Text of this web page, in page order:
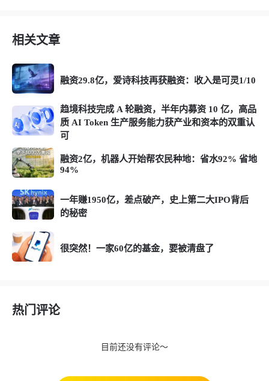
相关文章
融资29.8亿，爱诗科技再获融资：收入是可灵1/10
趋境科技完成 A 轮融资，半年内募资 10 亿，高品
质 AI Token 生产服务能力获产业和资本的双重认
可
融资2亿，机器人开始帮农民种地：省水92% 省地
94%
一年赚1950亿，差点破产，史上第二大IPO背后
的秘密
很突然！一家60亿的基金，要被清盘了
热门评论
目前还没有评论～